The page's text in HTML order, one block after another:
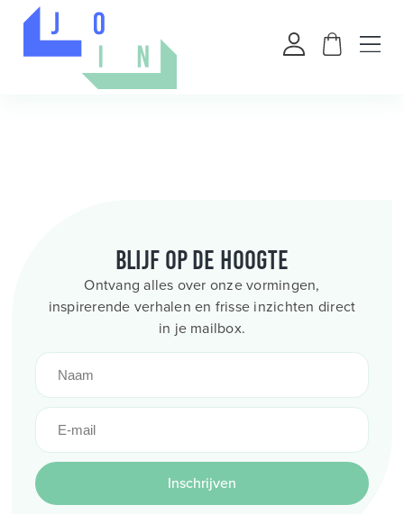
Blijf op de hoogte
Ontvang alles over onze vormingen,
inspirerende verhalen en frisse inzichten direct
in je mailbox.
Inschrijven